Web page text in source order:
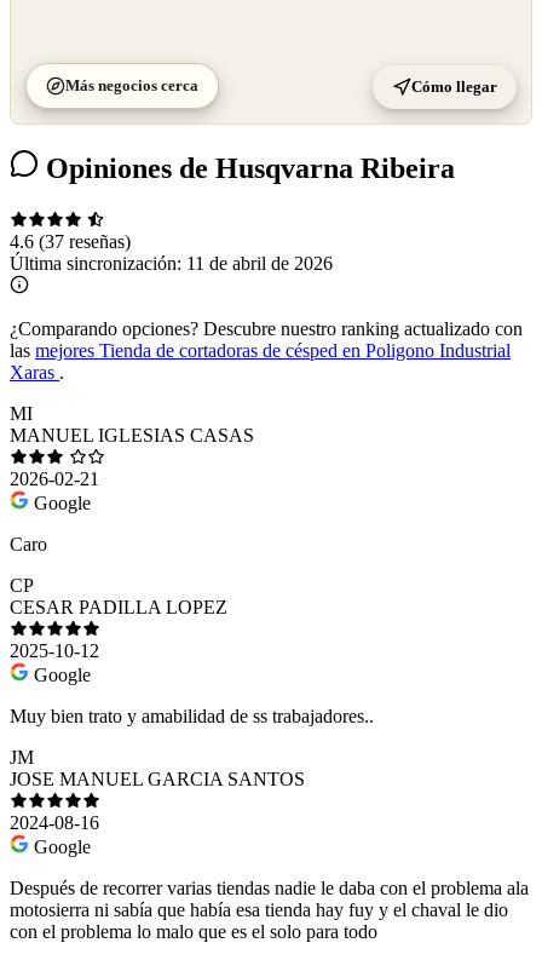
Más negocios cerca Cómo llegar
Opiniones de Husqvarna Ribeira
4.6 (37 reseñas)
Última sincronización: 11 de abril de 2026
¿Comparando opciones? Descubre nuestro ranking actualizado con
las mejores Tienda de cortadoras de césped en Poligono Industrial
Xaras .
MI
MANUEL IGLESIAS CASAS
2026-02-21
Google
Caro
CP
CESAR PADILLA LOPEZ
2025-10-12
Google
Muy bien trato y amabilidad de ss trabajadores..
JM
JOSE MANUEL GARCIA SANTOS
2024-08-16
Google
Después de recorrer varias tiendas nadie le daba con el problema ala
motosierra ni sabía que había esa tienda hay fuy y el chaval le dio
con el problema lo malo que es el solo para todo